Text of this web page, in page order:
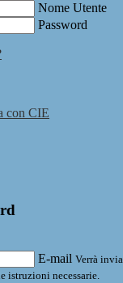
Nome Utente
Password
con CIE
E-mail Verrà
istruzioni necessarie.